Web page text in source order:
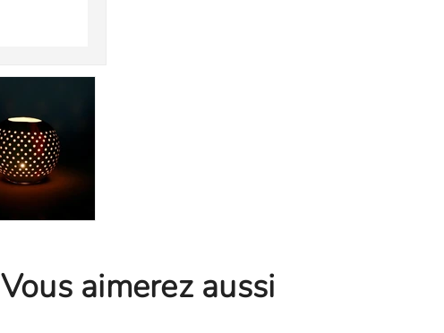
Vous aimerez aussi